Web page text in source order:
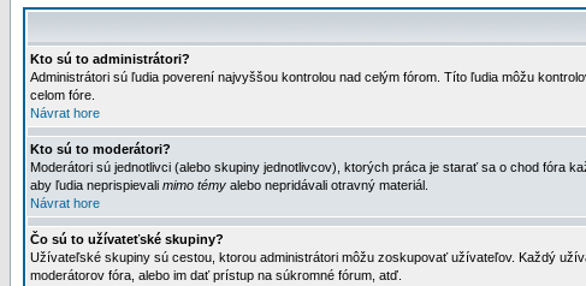
Kto sú to administrátori?
Administrátori sú ľudia poverení najvyššou kontrolou nad celým fórom. Títo ľudia môžu
celom fóre.
Návrat hore
Kto sú to moderátori?
Moderátori sú jednotlivci (alebo skupiny jednotlivcov), ktorých práca je starať sa o chod fóra
aby ľudia neprispievali mimo témy alebo nepridávali otravný materiál.
Návrat hore
Čo sú to užívateťské skupiny?
Užívateľské skupiny sú cestou, ktorou administrátori môžu zoskupovať užívateľov. Každý
moderátorov fóra, alebo im dať prístup na súkromné fórum, atď.